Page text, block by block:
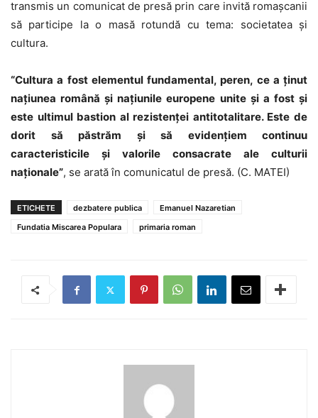
transmis un comunicat de presă prin care invită romașcanii
să participe la o masă rotundă cu tema: societatea și
cultura.
“Cultura a fost elementul fundamental, peren, ce a ținut
națiunea română și națiunile europene unite și a fost și
este ultimul bastion al rezistenței antitotalitare. Este de
dorit să păstrăm și să evidențiem continuu
caracteristicile și valorile consacrate ale culturii
naționale”, se arată în comunicatul de presă. (C. MATEI)
ETICHETE dezbatere publica
Emanuel Nazaretian
Fundatia Miscarea Populara
primaria roman